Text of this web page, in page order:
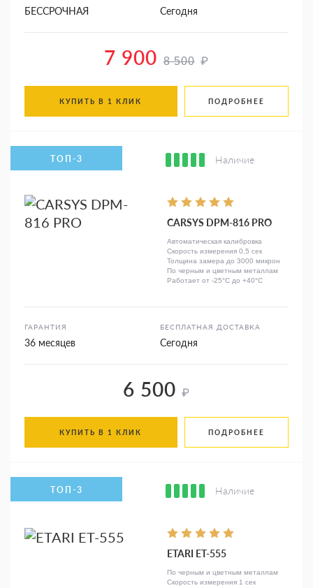
БЕССРОЧНАЯ Сегодня
7 900 8 500 ₽
КУПИТЬ В 1 КЛИК ПОДРОБНЕЕ
Наличие
CARSYS DPM-816 PRO
Автоматическая калибровка
Скорость измерения 0,5 сек
Толщина замера до 3000 микрон
По черным и цветным металлам
Работает от -25°C до +40°C
ГАРАНТИЯ
36 месяцев
БЕСПЛАТНАЯ ДОСТАВКА
Сегодня
6 500 ₽
КУПИТЬ В 1 КЛИК ПОДРОБНЕЕ
Наличие
ETARI ET-555
По черным и цветным металлам
Скорость измерения 1 сек